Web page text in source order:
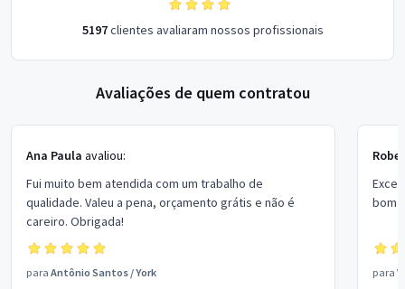
5197clientes avaliaram nossos profissionais
Avaliações de quem contratou
Ana Paula avaliou:
Fui muito bem atendida com um trabalho de
qualidade. Valeu a pena, orçamento grátis e não é
careiro. Obrigada!
para Antônio Santos /York
bom
para